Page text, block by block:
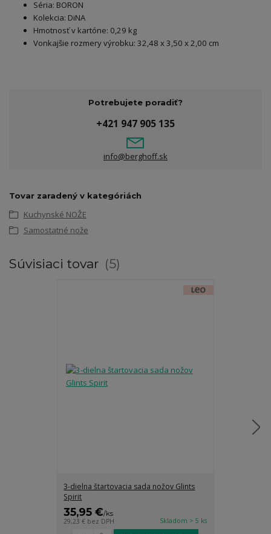
Séria: BORON
Kolekcia: DiNA
Hmotnosť v kartóne: 0,29 kg
Vonkajšie rozmery výrobku: 32,48 x 3,50 x 2,00 cm
Potrebujete poradiť?
+421 947 905 135
info@berghoff.sk
Tovar zaradený v kategóriách
Kuchynské NOŽE
Samostatné nože
Súvisiaci tovar 5
3-dielna štartovacia sada nožov Glints
Spirit
35,95 €/ks
29,23 € bez DPH Skladom > 5 ks